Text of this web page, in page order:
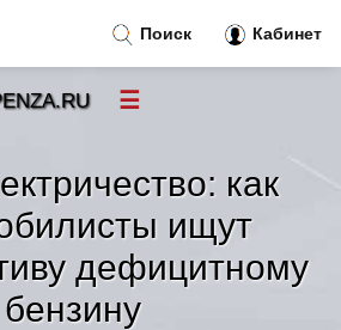
как
ищут
дефицитному
бензину
Поиск Кабинет
☰
»